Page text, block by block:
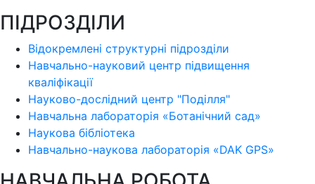
ПІДРОЗДІЛИ
Відокремлені структурні підрозділи
Навчально-науковий центр підвищення
кваліфікації
Науково-дослідний центр "Поділля"
Навчальна лабораторія «Ботанічний сад»
Наукова бібліотека
Навчально-наукова лабораторія «DAK GPS»